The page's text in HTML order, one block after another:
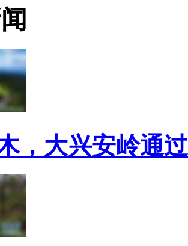
，大兴安岭通